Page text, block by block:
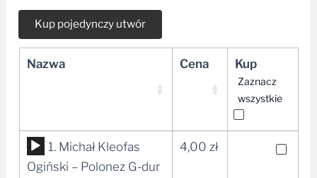
Nazwa Cena Kup
Zaznacz
wszystkie
Odtwarzacz
plików
1. Michał Kleofas
Ogiński – Polonez G-dur
4,00 zł